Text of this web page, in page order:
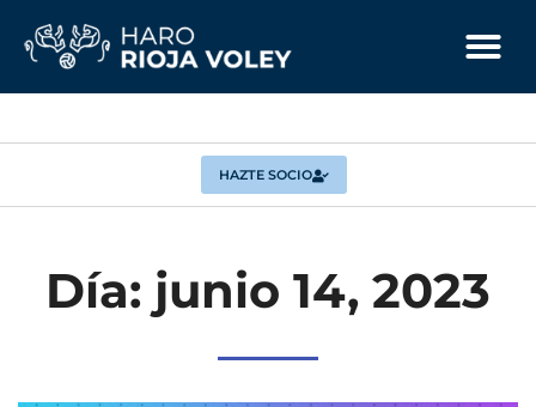
HAZTE SOCIO
Día: junio 14, 2023